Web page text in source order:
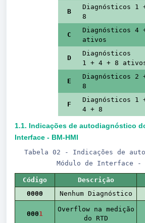
B
Diagnósticos 1
8
C
Diagnósticos 4
ativos
D
Diagnósticos
1 + 4 + 8
E
Diagnósticos 2
8
F
Diagnósticos 1
4 + 8
1.1. Indicações de autodiagnóstico
Interface - BM-HMI
Tabela 02 - Indicações de
Módulo de Interface -
Código Descrição
0000
Nenhum Diagnóstico
0001
Overflow na medição
do RTD